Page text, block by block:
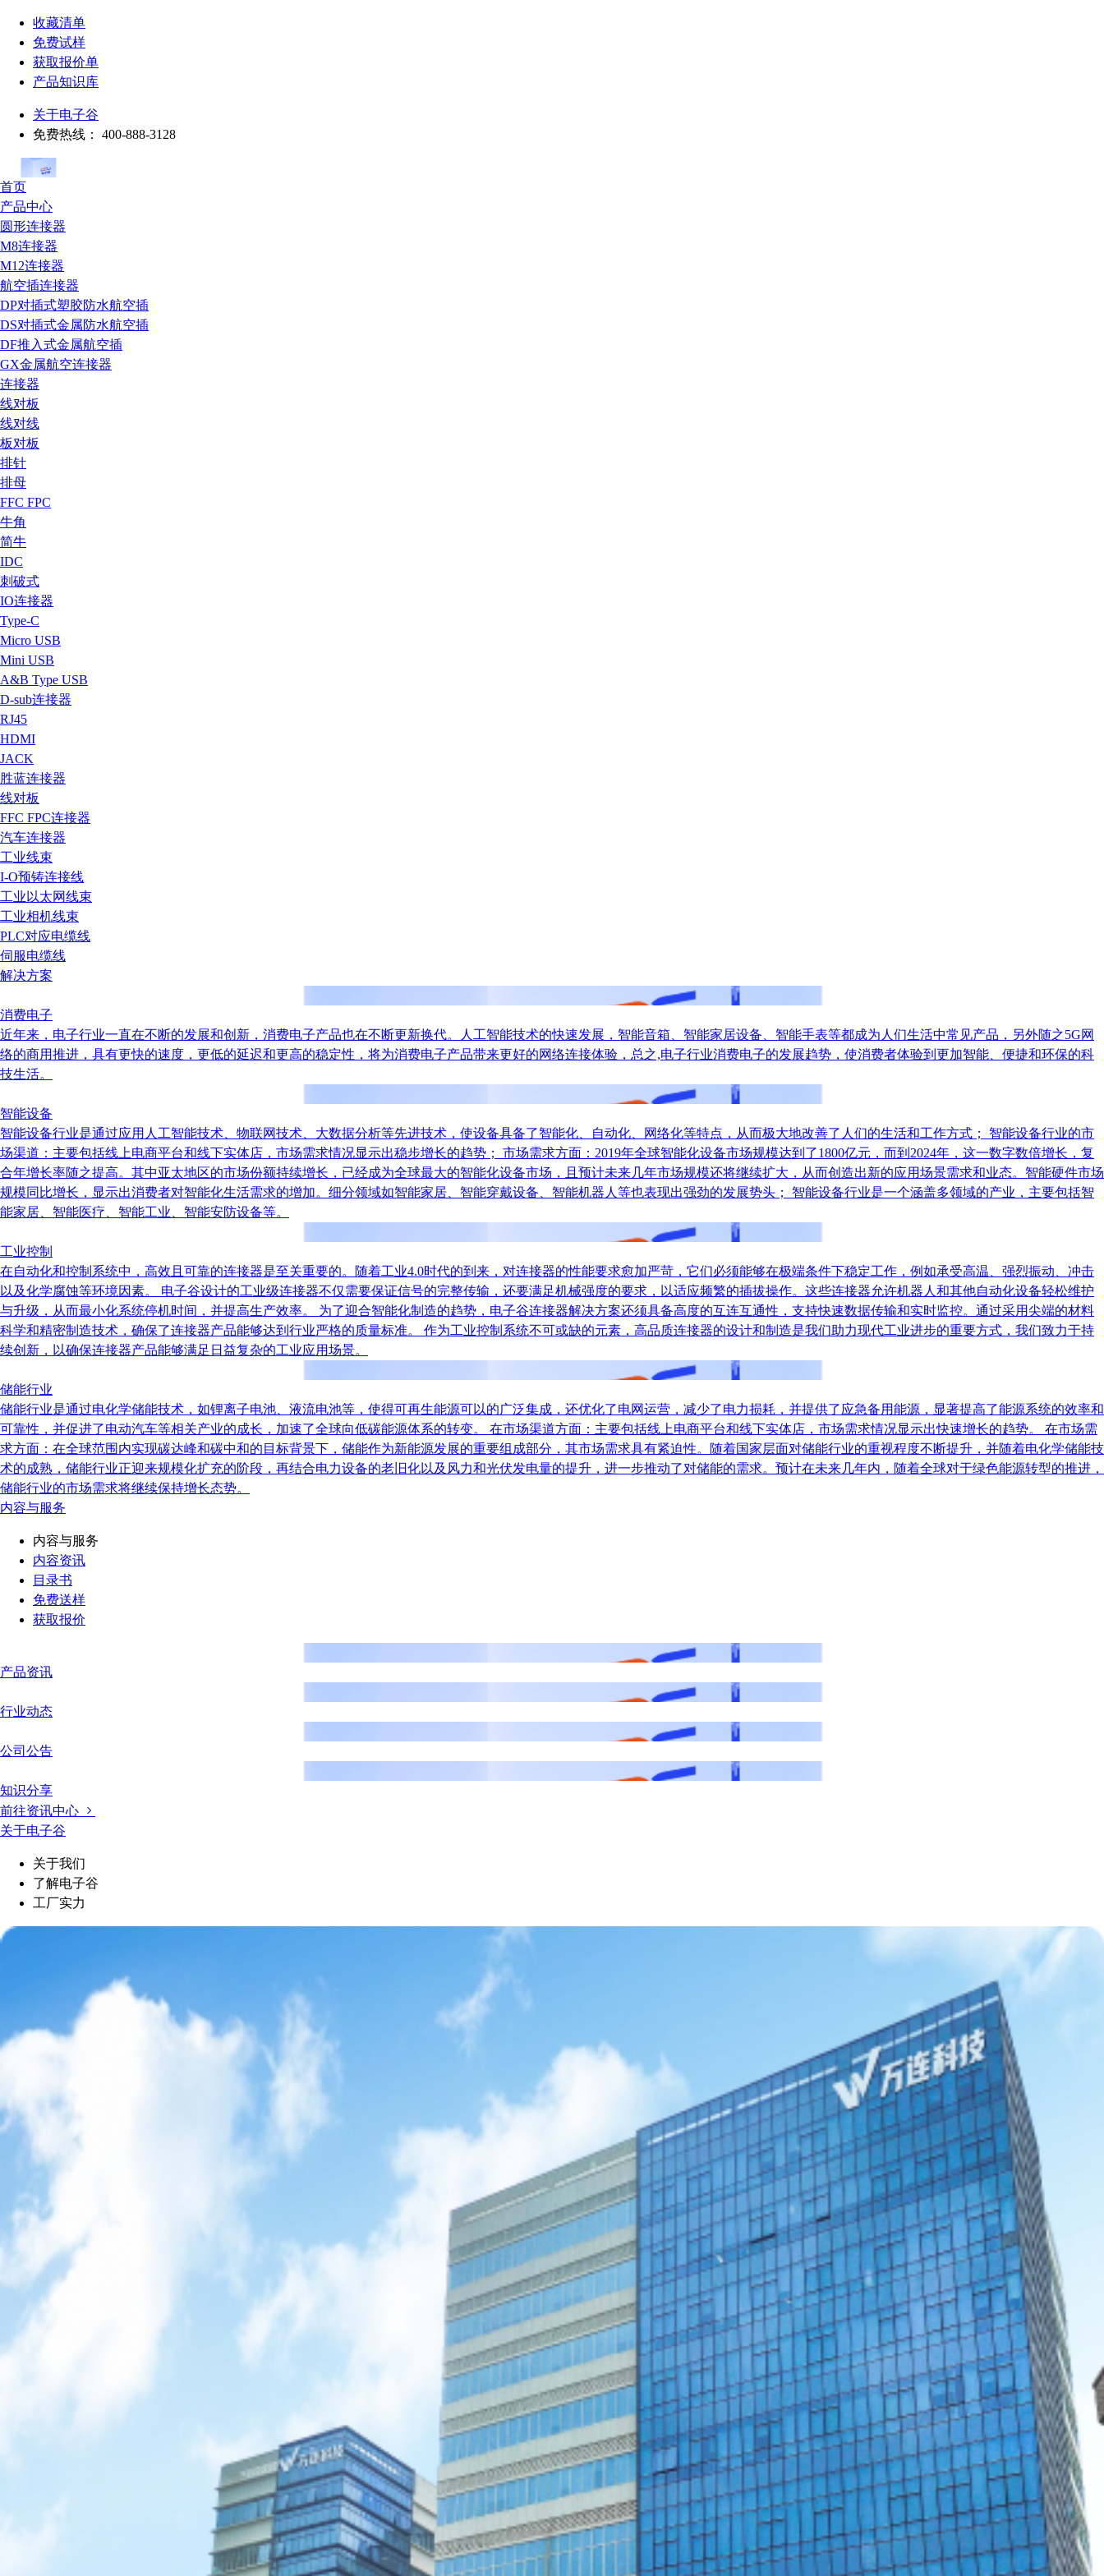
收藏清单
免费试样
获取报价单
产品知识库
关于电子谷
免费热线：
400-888-3128
首页
产品中心
圆形连接器
M8连接器
M12连接器
航空插连接器
DP对插式塑胶防水航空插
DS对插式金属防水航空插
DF推入式金属航空插
GX金属航空连接器
连接器
线对板
线对线
板对板
排针
排母
FFC FPC
牛角
简牛
IDC
刺破式
IO连接器
Type-C
Micro USB
Mini USB
A&B Type USB
D-sub连接器
RJ45
HDMI
JACK
胜蓝连接器
线对板
FFC FPC连接器
汽车连接器
工业线束
I-O预铸连接线
工业以太网线束
工业相机线束
PLC对应电缆线
伺服电缆线
解决方案
消费电子
近年来，电子行业一直在不断的发展和创新，消费电子产品也在不断更新换代。人工智能技术的快速发展，智能音箱、智能家居设备、智能手表等都成为人们生活中常见产品，另外随之5G网
络的商用推进，具有更快的速度，更低的延迟和更高的稳定性，将为消费电子产品带来更好的网络连接体验，总之,电子行业消费电子的发展趋势，使消费者体验到更加智能、便捷和环保的科
技生活。
智能设备
智能设备行业是通过应用人工智能技术、物联网技术、大数据分析等先进技术，使设备具备了智能化、自动化、网络化等特点，从而极大地改善了人们的生活和工作方式； 智能设备行业的市
场渠道：主要包括线上电商平台和线下实体店，市场需求情况显示出稳步增长的趋势； 市场需求方面：2019年全球智能化设备市场规模达到了1800亿元，而到2024年，这一数字数倍增长，复
合年增长率随之提高。其中亚太地区的市场份额持续增长，已经成为全球最大的智能化设备市场，且预计未来几年市场规模还将继续扩大，从而创造出新的应用场景需求和业态。智能硬件市场
规模同比增长，显示出消费者对智能化生活需求的增加。细分领域如智能家居、智能穿戴设备、智能机器人等也表现出强劲的发展势头； 智能设备行业是一个涵盖多领域的产业，主要包括智
能家居、智能医疗、智能工业、智能安防设备等。
工业控制
在自动化和控制系统中，高效且可靠的连接器是至关重要的。随着工业4.0时代的到来，对连接器的性能要求愈加严苛，它们必须能够在极端条件下稳定工作，例如承受高温、强烈振动、冲击
以及化学腐蚀等环境因素。 电子谷设计的工业级连接器不仅需要保证信号的完整传输，还要满足机械强度的要求，以适应频繁的插拔操作。这些连接器允许机器人和其他自动化设备轻松维护
与升级，从而最小化系统停机时间，并提高生产效率。 为了迎合智能化制造的趋势，电子谷连接器解决方案还须具备高度的互连互通性，支持快速数据传输和实时监控。通过采用尖端的材料
科学和精密制造技术，确保了连接器产品能够达到行业严格的质量标准。 作为工业控制系统不可或缺的元素，高品质连接器的设计和制造是我们助力现代工业进步的重要方式，我们致力于持
续创新，以确保连接器产品能够满足日益复杂的工业应用场景。
储能行业
储能行业是通过电化学储能技术，如锂离子电池、液流电池等，使得可再生能源可以的广泛集成，还优化了电网运营，减少了电力损耗，并提供了应急备用能源，显著提高了能源系统的效率和
可靠性，并促进了电动汽车等相关产业的成长，加速了全球向低碳能源体系的转变。 在市场渠道方面：主要包括线上电商平台和线下实体店，市场需求情况显示出快速增长的趋势。 在市场需
求方面：在全球范围内实现碳达峰和碳中和的目标背景下，储能作为新能源发展的重要组成部分，其市场需求具有紧迫性。随着国家层面对储能行业的重视程度不断提升，并随着电化学储能技
术的成熟，储能行业正迎来规模化扩充的阶段，再结合电力设备的老旧化以及风力和光伏发电量的提升，进一步推动了对储能的需求。预计在未来几年内，随着全球对于绿色能源转型的推进，
储能行业的市场需求将继续保持增长态势。
内容与服务
内容与服务
内容资讯
目录书
免费送样
获取报价
产品资讯
行业动态
公司公告
知识分享
前往资讯中心
关于电子谷
关于我们
了解电子谷
工厂实力